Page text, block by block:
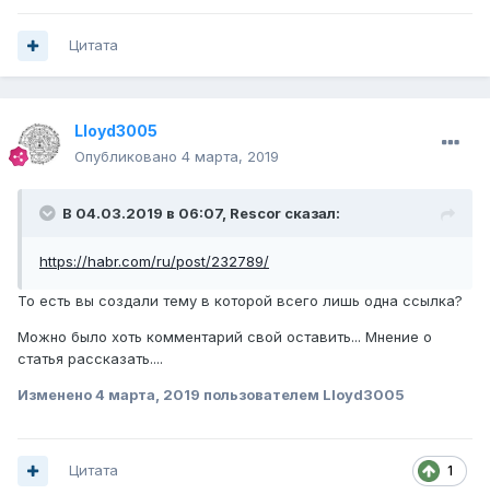
Цитата
Lloyd3005
Опубликовано 4 марта, 2019
В 04.03.2019 в 06:07, Rescor сказал:
https://habr.com/ru/post/232789/
То есть вы создали тему в которой всего лишь одна ссылка?
Можно было хоть комментарий свой оставить... Мнение о
статья рассказать....
Изменено4 марта, 2019 пользователем Lloyd3005
1
Цитата